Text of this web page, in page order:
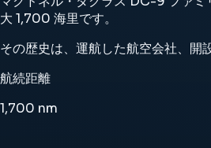
大 1,700 海里です。
その歴史は、運航した航空会社、開
航続距離
1,700 nm